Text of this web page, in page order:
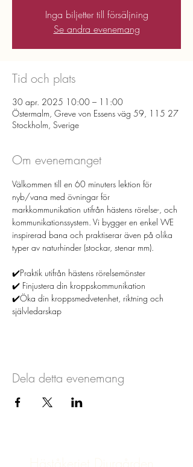
Inga biljetter till försäljning
Se andra evenemang
Tid och plats
30 apr. 2025 10:00 – 11:00
Östermalm, Greve von Essens väg 59, 115 27
Stockholm, Sverige
Om evenemanget
Välkommen till en 60 minuters lektion för
nyb/vana med övningar för
markkommunikation utifrån hästens rörelse-, och
kommunikationssystem. Vi bygger en enkel WE
inspirerad bana och praktiserar även på olika
typer av naturhinder (stockar, stenar mm).
✔️Praktik utifrån hästens rörelsemönster
✔️ Finjustera din kroppskommunikation
✔️Öka din kroppsmedvetenhet, riktning och
självledarskap
Dela detta evenemang